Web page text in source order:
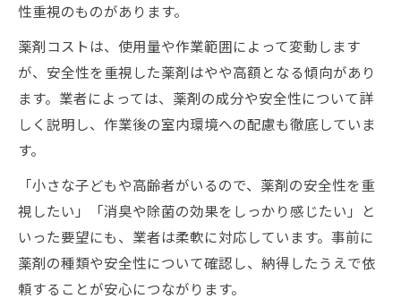
性重視のものがあります。
薬剤コストは、使用量や作業範囲によって変動します
が、安全性を重視した薬剤はやや高額となる傾向があり
ます。業者によっては、薬剤の成分や安全性について詳
しく説明し、作業後の室内環境への配慮も徹底していま
す。
「小さな子どもや高齢者がいるので、薬剤の安全性を重
視したい」「消臭や除菌の効果をしっかり感じたい」と
いった要望にも、業者は柔軟に対応しています。事前に
薬剤の種類や安全性について確認し、納得したうえで依
頼することが安心につながります。